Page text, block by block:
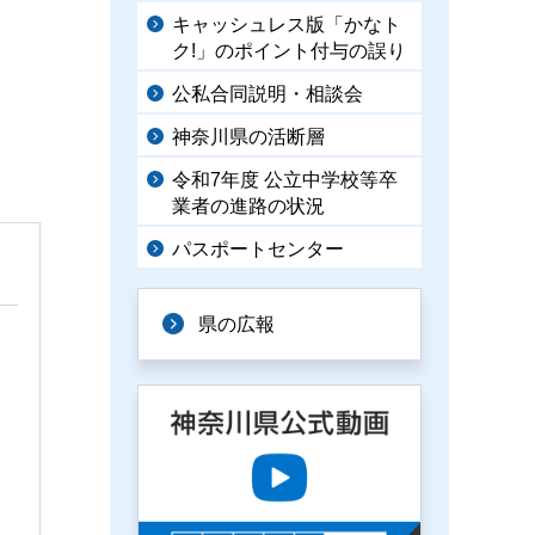
キャッシュレス版「かなト
ク!」のポイント付与の誤り
公私合同説明・相談会
神奈川県の活断層
令和7年度 公立中学校等卒
業者の進路の状況
パスポートセンター
県の広報